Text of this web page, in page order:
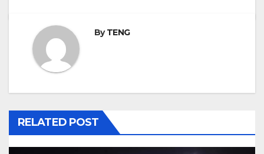
ByTENG
RELATED POST